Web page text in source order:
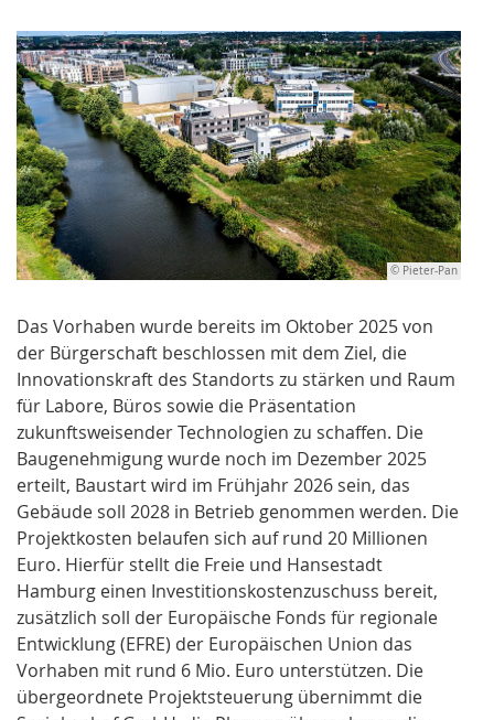
© Pieter-Pan
Das Vorhaben wurde bereits im Oktober 2025 von
der Bürgerschaft beschlossen mit dem Ziel, die
Innovationskraft des Standorts zu stärken und Raum
für Labore, Büros sowie die Präsentation
zukunftsweisender Technologien zu schaffen. Die
Baugenehmigung wurde noch im Dezember 2025
erteilt, Baustart wird im Frühjahr 2026 sein, das
Gebäude soll 2028 in Betrieb genommen werden. Die
Projektkosten belaufen sich auf rund 20 Millionen
Euro. Hierfür stellt die Freie und Hansestadt
Hamburg einen Investitionskostenzuschuss bereit,
zusätzlich soll der Europäische Fonds für regionale
Entwicklung (EFRE) der Europäischen Union das
Vorhaben mit rund 6 Mio. Euro unterstützen. Die
übergeordnete Projektsteuerung übernimmt die